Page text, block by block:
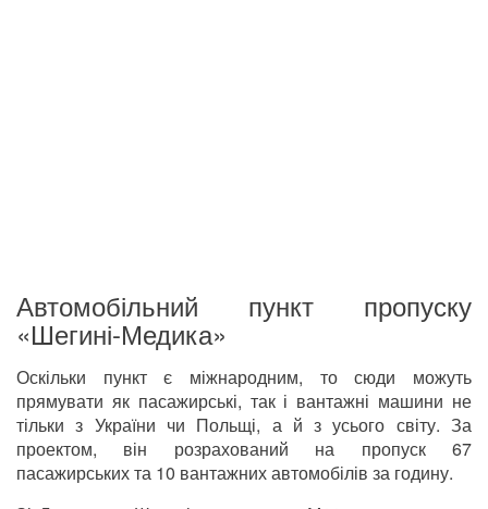
Автомобільний пункт пропуску
«Шегині-Медика»
Оскільки пункт є міжнародним, то сюди можуть
прямувати як пасажирські, так і вантажні машини не
тільки з України чи Польщі, а й з усього світу. За
проектом, він розрахований на пропуск 67
пасажирських та 10 вантажних автомобілів за годину.